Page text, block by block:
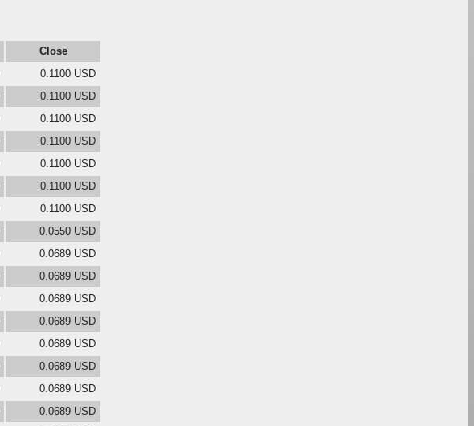
Close
0.1100 USD
0.1100 USD
0.1100 USD
0.1100 USD
0.1100 USD
0.1100 USD
0.1100 USD
0.0550 USD
0.0689 USD
0.0689 USD
0.0689 USD
0.0689 USD
0.0689 USD
0.0689 USD
0.0689 USD
0.0689 USD